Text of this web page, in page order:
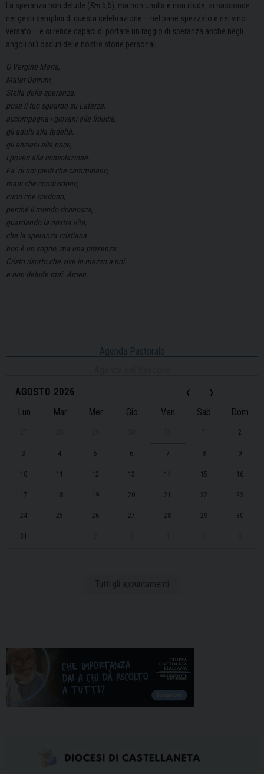
La speranza non delude (Rm 5,5), ma non umilia e non illude; si nasconde
nei gesti semplici di questa celebrazione – nel pane spezzato e nel vino
versato – e ci rende capaci di portare un raggio di speranza anche negli
angoli più oscuri delle nostre storie personali.
O Vergine Maria,
Mater Domini,
Stella della speranza,
posa il tuo sguardo su Laterza,
accompagna i giovani alla fiducia,
gli adulti alla fedeltà,
gli anziani alla pace,
i poveri alla consolazione.
Fa’ di noi piedi che camminano,
mani che condividono,
cuori che credono,
perché il mondo riconosca,
guardando la nostra vita,
che la speranza cristiana
non è un sogno, ma una presenza:
Cristo risorto che vive in mezzo a noi
e non delude mai. Amen.
Agenda Pastorale
‹
AGOSTO 2026 ›
Lun Mar Mer Gio Ven Sab Dom
1 2
3 4 5 6 7 8 9
10 11 12 13 14 15 16
17 18 19 20 21 22 23
24 25 26 27 28 29 30
31
Tutti gli appuntamenti